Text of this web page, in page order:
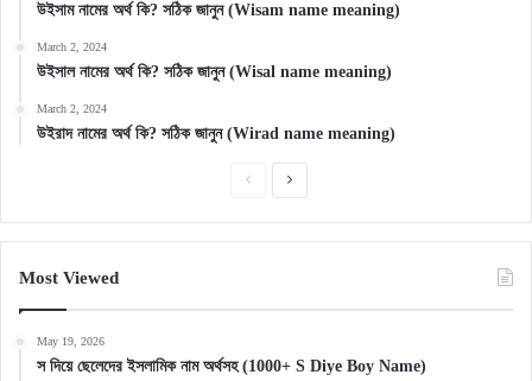
উইসাম নামের অর্থ কি? সঠিক জানুন (Wisam name meaning)
March 2, 2024
উইসাল নামের অর্থ কি? সঠিক জানুন (Wisal name meaning)
March 2, 2024
উইরাদ নামের অর্থ কি? সঠিক জানুন (Wirad name meaning)
PreviousNext
Most Viewed
May 19, 2026
স দিয়ে ছেলেদের ইসলামিক নাম অর্থসহ (1000+ S Diye Boy Name)